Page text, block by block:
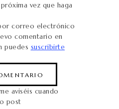
vez que haga
correo electrónico
comentario en
puedes suscribirte
aviséis cuando
post